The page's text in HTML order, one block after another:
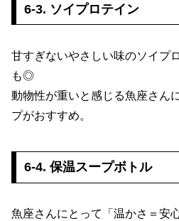
6-3. ソイプロテイン
甘すぎないやさしい味のソイプ
も◎
動物性が重いと感じる魚座さん
プがおすすめ。
6-4. 保温スープボトル
魚座さんにとって「温かさ＝安